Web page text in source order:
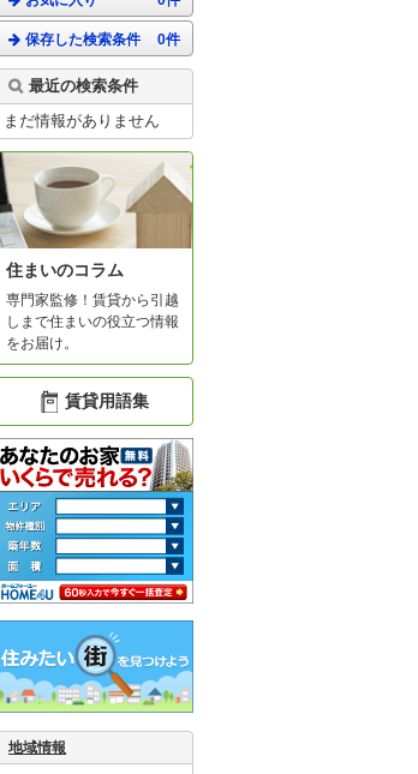
保存した検索条件 0件
最近の検索条件
まだ情報がありません
住まいのコラム
専門家監修！賃貸から引越
しまで住まいの役立つ情報
をお届け。
賃貸用語集
地域情報